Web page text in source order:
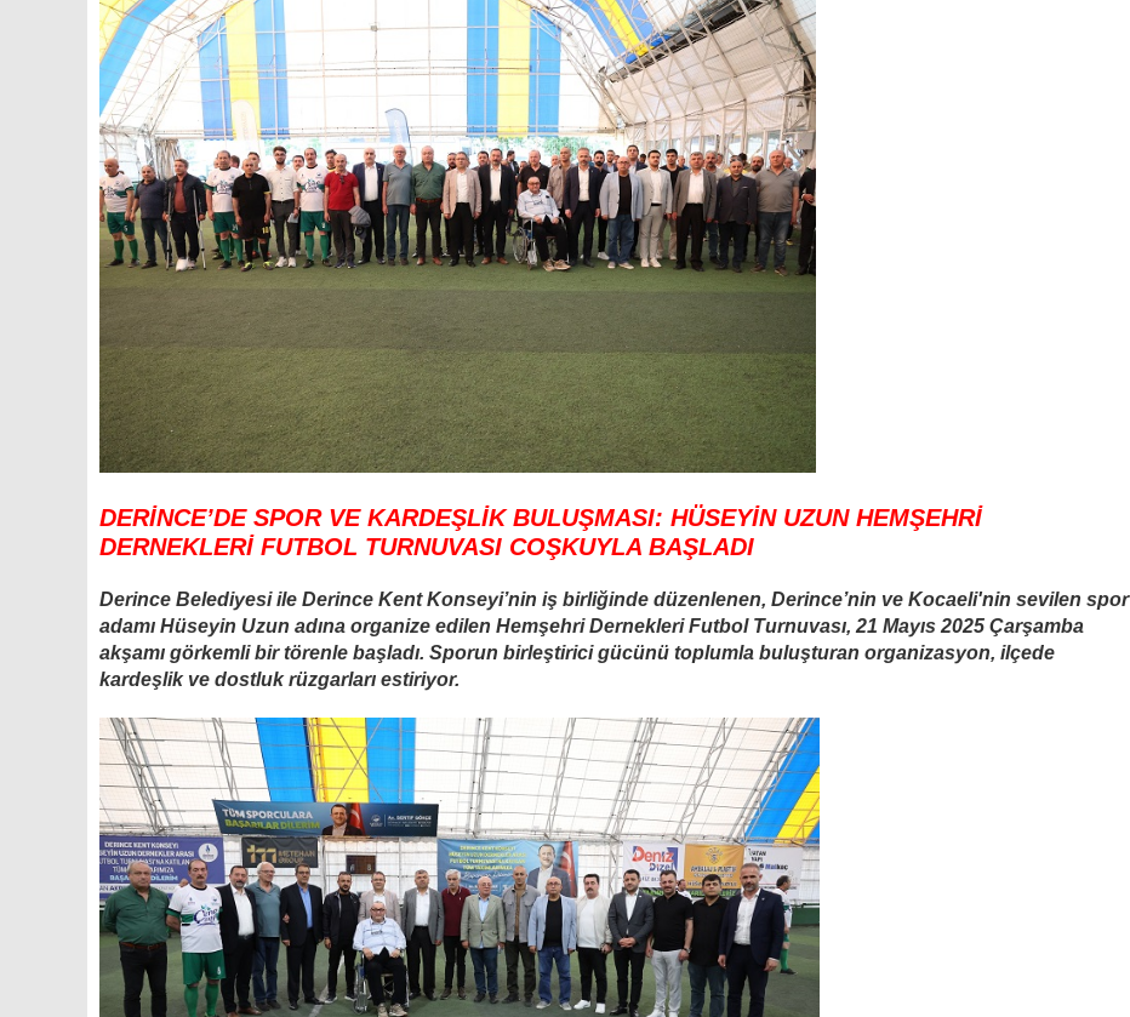
DERİNCE’DE SPOR VE KARDEŞLİK BULUŞMASI: HÜSEYİN UZUN HEMŞEHRİ
DERNEKLERİ FUTBOL TURNUVASI COŞKUYLA BAŞLADI
Derince Belediyesi ile Derince Kent Konseyi’nin iş birliğinde düzenlenen, Derince’nin ve Kocaeli'nin sevilen spor
adamı Hüseyin Uzun adına organize edilen Hemşehri Dernekleri Futbol Turnuvası, 21 Mayıs 2025 Çarşamba
akşamı görkemli bir törenle başladı. Sporun birleştirici gücünü toplumla buluşturan organizasyon, ilçede
kardeşlik ve dostluk rüzgarları estiriyor.